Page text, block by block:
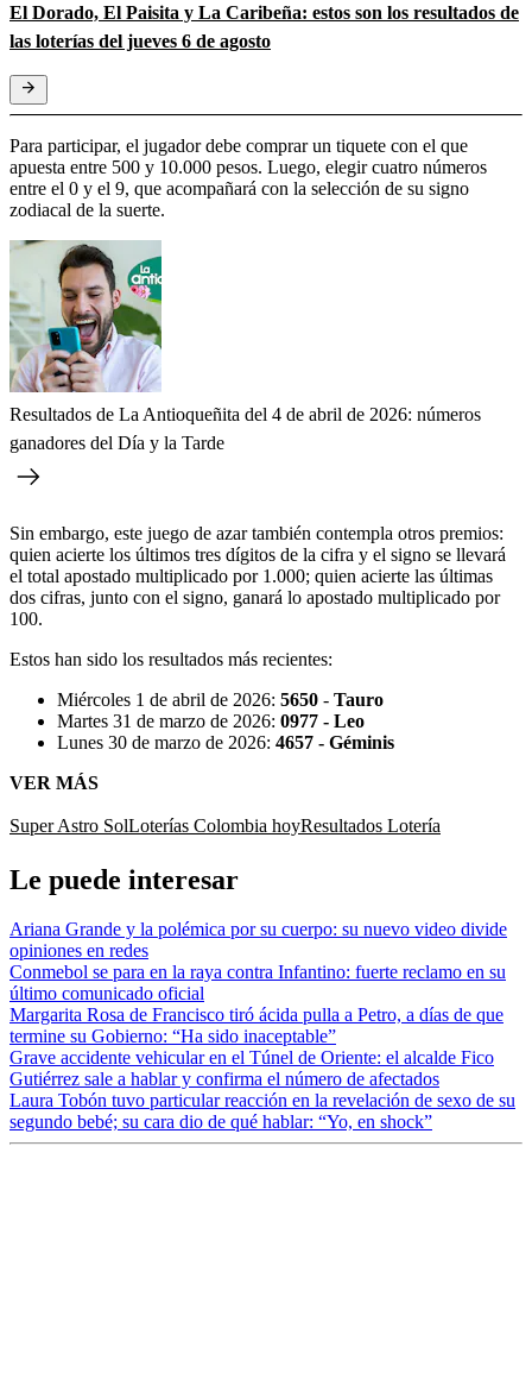
El Dorado, El Paisita y La Caribeña: estos son los resultados de
las loterías del jueves 6 de agosto
Para participar, el jugador debe comprar un tiquete con el que
apuesta entre 500 y 10.000 pesos. Luego, elegir cuatro números
entre el 0 y el 9, que acompañará con la selección de su signo
zodiacal de la suerte.
Resultados de La Antioqueñita del 4 de abril de 2026: números
ganadores del Día y la Tarde
Sin embargo, este juego de azar también contempla otros premios:
quien acierte los últimos tres dígitos de la cifra y el signo se llevará
el total apostado multiplicado por 1.000; quien acierte las últimas
dos cifras, junto con el signo, ganará lo apostado multiplicado por
100.
Estos han sido los resultados más recientes:
Miércoles 1 de abril de 2026: 5650 - Tauro
Martes 31 de marzo de 2026: 0977 - Leo
Lunes 30 de marzo de 2026: 4657 - Géminis
VER MÁS
Super Astro SolLoterías Colombia hoyResultados Lotería
Le puede interesar
Ariana Grande y la polémica por su cuerpo: su nuevo video divide
opiniones en redes
Conmebol se para en la raya contra Infantino: fuerte reclamo en su
último comunicado oficial
Margarita Rosa de Francisco tiró ácida pulla a Petro, a días de que
termine su Gobierno: “Ha sido inaceptable”
Grave accidente vehicular en el Túnel de Oriente: el alcalde Fico
Gutiérrez sale a hablar y confirma el número de afectados
Laura Tobón tuvo particular reacción en la revelación de sexo de su
segundo bebé; su cara dio de qué hablar: “Yo, en shock”